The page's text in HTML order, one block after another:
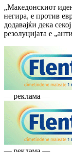
„Македонскиот
негира, е против
додавајќи дека
резолуцијата е
— реклама —